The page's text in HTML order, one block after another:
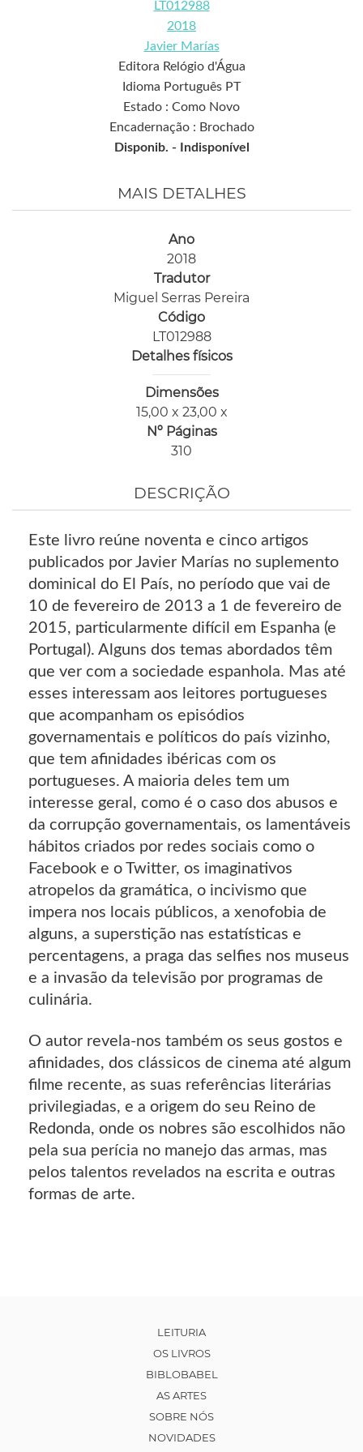
LT012988
2018
Javier Marías
Editora Relógio d'Água
Idioma Português PT
Estado : Como Novo
Encadernação : Brochado
Disponib. -
Indisponível
MAIS DETALHES
Ano
2018
Tradutor
Miguel Serras Pereira
Código
LT012988
Detalhes físicos
Dimensões
15,00 x 23,00 x
Nº Páginas
310
DESCRIÇÃO
Este livro reúne noventa e cinco artigos
publicados por Javier Marías no suplemento
dominical do El País, no período que vai de
10 de fevereiro de 2013 a 1 de fevereiro de
2015, particularmente difícil em Espanha (e
Portugal). Alguns dos temas abordados têm
que ver com a sociedade espanhola. Mas até
esses interessam aos leitores portugueses
que acompanham os episódios
governamentais e políticos do país vizinho,
que tem afinidades ibéricas com os
portugueses. A maioria deles tem um
interesse geral, como é o caso dos abusos e
da corrupção governamentais, os lamentáveis
hábitos criados por redes sociais como o
Facebook e o Twitter, os imaginativos
atropelos da gramática, o incivismo que
impera nos locais públicos, a xenofobia de
alguns, a superstição nas estatísticas e
percentagens, a praga das selfies nos museus
e a invasão da televisão por programas de
culinária.
O autor revela-nos também os seus gostos e
afinidades, dos clássicos de cinema até algum
filme recente, as suas referências literárias
privilegiadas, e a origem do seu Reino de
Redonda, onde os nobres são escolhidos não
pela sua perícia no manejo das armas, mas
pelos talentos revelados na escrita e outras
formas de arte.
LEITURIA
OS LIVROS
BIBLOBABEL
AS ARTES
SOBRE NÓS
NOVIDADES